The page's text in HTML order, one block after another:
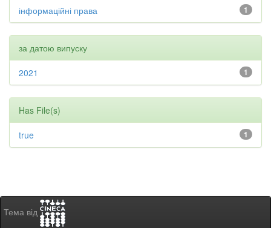
1
інформаційні права
за датою випуску
1
2021
Has File(s)
1
true
Тема від